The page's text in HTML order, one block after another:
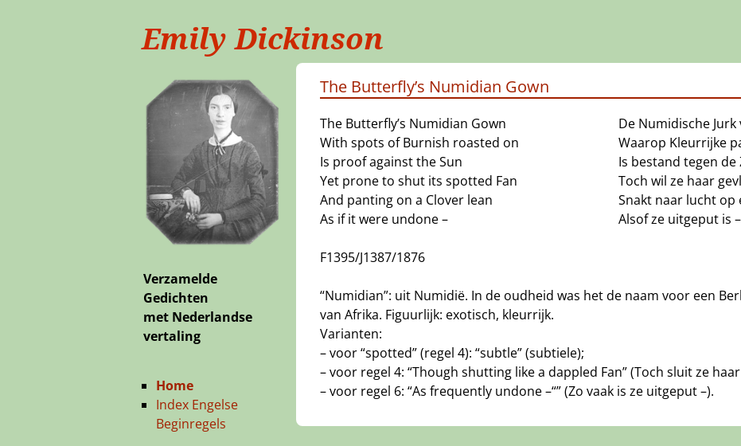
Emily Dickinson
The Butterfly’s Numidian Gown
The Butterfly’s Numidian Gown
With spots of Burnish roasted on
Is proof against the Sun
Yet prone to shut its spotted Fan
And panting on a Clover lean
As if it were undone –
F1395/J1387/1876
De Numidische
Waarop Kleurrijke
Is bestand tegen de
Toch wil ze haar
Snakt naar lucht op
Alsof ze uitgeput is –
“Numidian”: uit Numidië. In de oudheid was het de naam voor een
van Afrika. Figuurlijk: exotisch, kleurrijk.
Varianten:
– voor “spotted” (regel 4): “subtle” (subtiele);
– voor regel 4: “Though shutting like a dappled Fan” (Toch sluit ze
– voor regel 6: “As frequently undone –“” (Zo vaak is ze uitgeput –).
Verzamelde
Gedichten
met Nederlandse
vertaling
Home
Index Engelse
Beginregels